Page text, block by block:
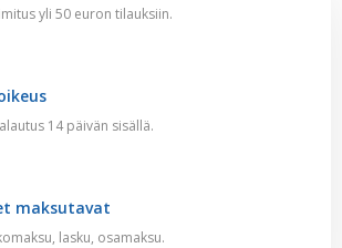
yli 50 euron tilauksiin.
14 päivän sisällä.
maksutavat
lasku, osamaksu.